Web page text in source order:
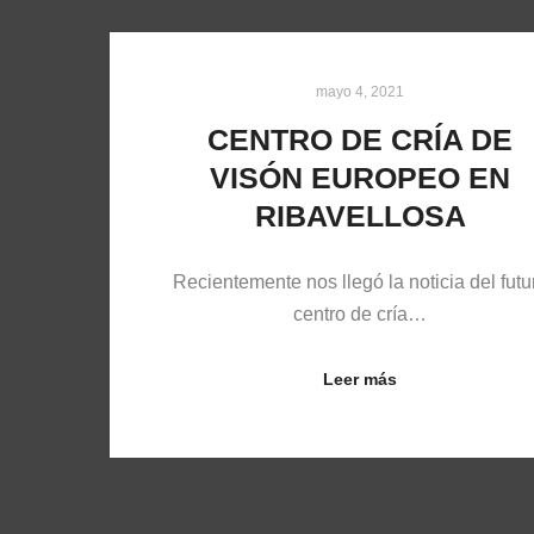
mayo 4, 2021
CENTRO DE CRÍA DE
VISÓN EUROPEO EN
RIBAVELLOSA
Recientemente nos llegó la noticia del
centro de cría…
Leer más